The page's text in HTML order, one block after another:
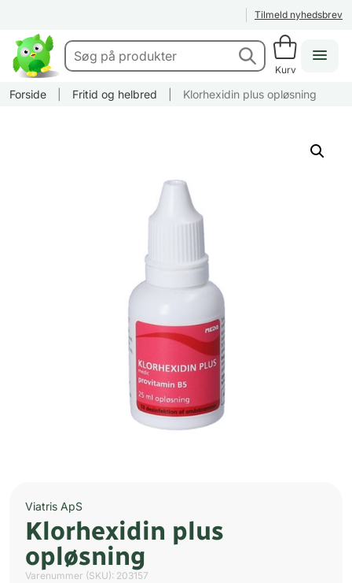
Tilmeld nyhedsbrev
Kurv
Forside Fritid og helbred Klorhexidin plus opløsning
Viatris ApS
Klorhexidin plus
opløsning
Varenummer (SKU): 203157